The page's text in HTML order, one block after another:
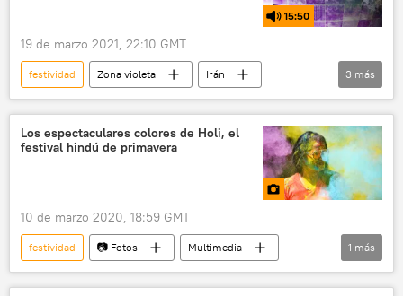
15:50
19 de marzo 2021, 22:10 GMT
festividad Zona violeta
Irán
naturaleza
primavera equinoccio
3 más
Los espectaculares colores de Holi, el
festival hindú de primavera
10 de marzo 2020, 18:59 GMT
festividad 📷 Fotos
Multimedia
la India
1 más